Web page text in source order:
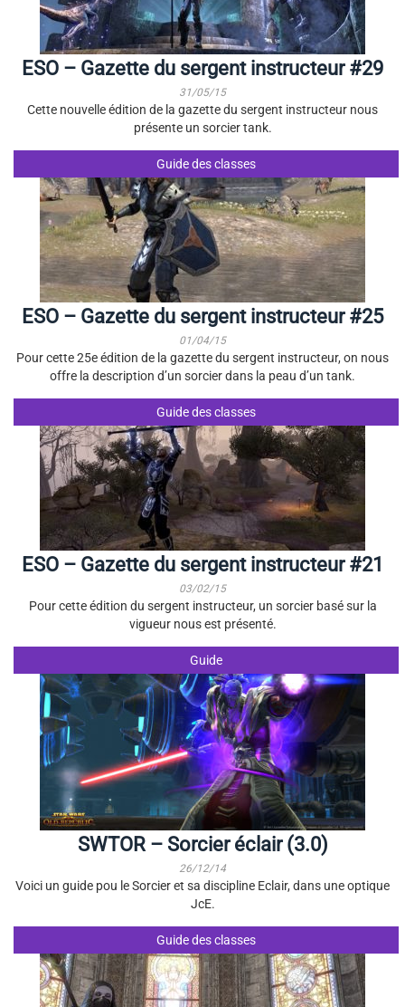
ESO – Gazette du sergent instructeur #29
31/05/15
Cette nouvelle édition de la gazette du sergent instructeur nous
présente un sorcier tank.
Guide des classes
ESO – Gazette du sergent instructeur #25
01/04/15
Pour cette 25e édition de la gazette du sergent instructeur, on nous
offre la description d’un sorcier dans la peau d’un tank.
Guide des classes
ESO – Gazette du sergent instructeur #21
03/02/15
Pour cette édition du sergent instructeur, un sorcier basé sur la
vigueur nous est présenté.
Guide
SWTOR – Sorcier éclair (3.0)
26/12/14
Voici un guide pou le Sorcier et sa discipline Eclair, dans une optique
JcE.
Guide des classes